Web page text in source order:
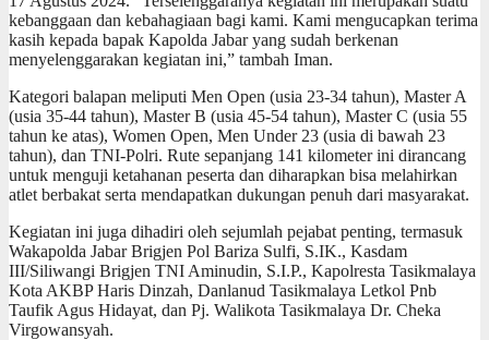
kebanggaan dan kebahagiaan bagi kami. Kami mengucapkan terima
kasih kepada bapak Kapolda Jabar yang sudah berkenan
menyelenggarakan kegiatan ini,” tambah Iman.
Kategori balapan meliputi Men Open (usia 23-34 tahun), Master A
(usia 35-44 tahun), Master B (usia 45-54 tahun), Master C (usia 55
tahun ke atas), Women Open, Men Under 23 (usia di bawah 23
tahun), dan TNI-Polri. Rute sepanjang 141 kilometer ini dirancang
untuk menguji ketahanan peserta dan diharapkan bisa melahirkan
atlet berbakat serta mendapatkan dukungan penuh dari masyarakat.
Kegiatan ini juga dihadiri oleh sejumlah pejabat penting, termasuk
Wakapolda Jabar Brigjen Pol Bariza Sulfi, S.IK., Kasdam
III/Siliwangi Brigjen TNI Aminudin, S.I.P., Kapolresta Tasikmalaya
Kota AKBP Haris Dinzah, Danlanud Tasikmalaya Letkol Pnb
Taufik Agus Hidayat, dan Pj. Walikota Tasikmalaya Dr. Cheka
Virgowansyah.